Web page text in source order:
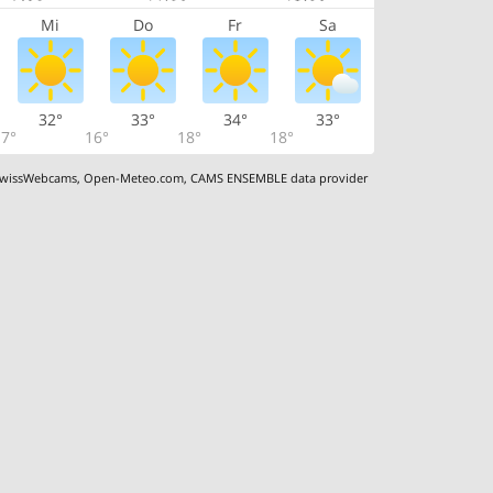
Mi Do Fr Sa
32°
16°
33°
18°
34°
18°
33°
,Open-Meteo.com,CAMS ENSEMBLE data provider